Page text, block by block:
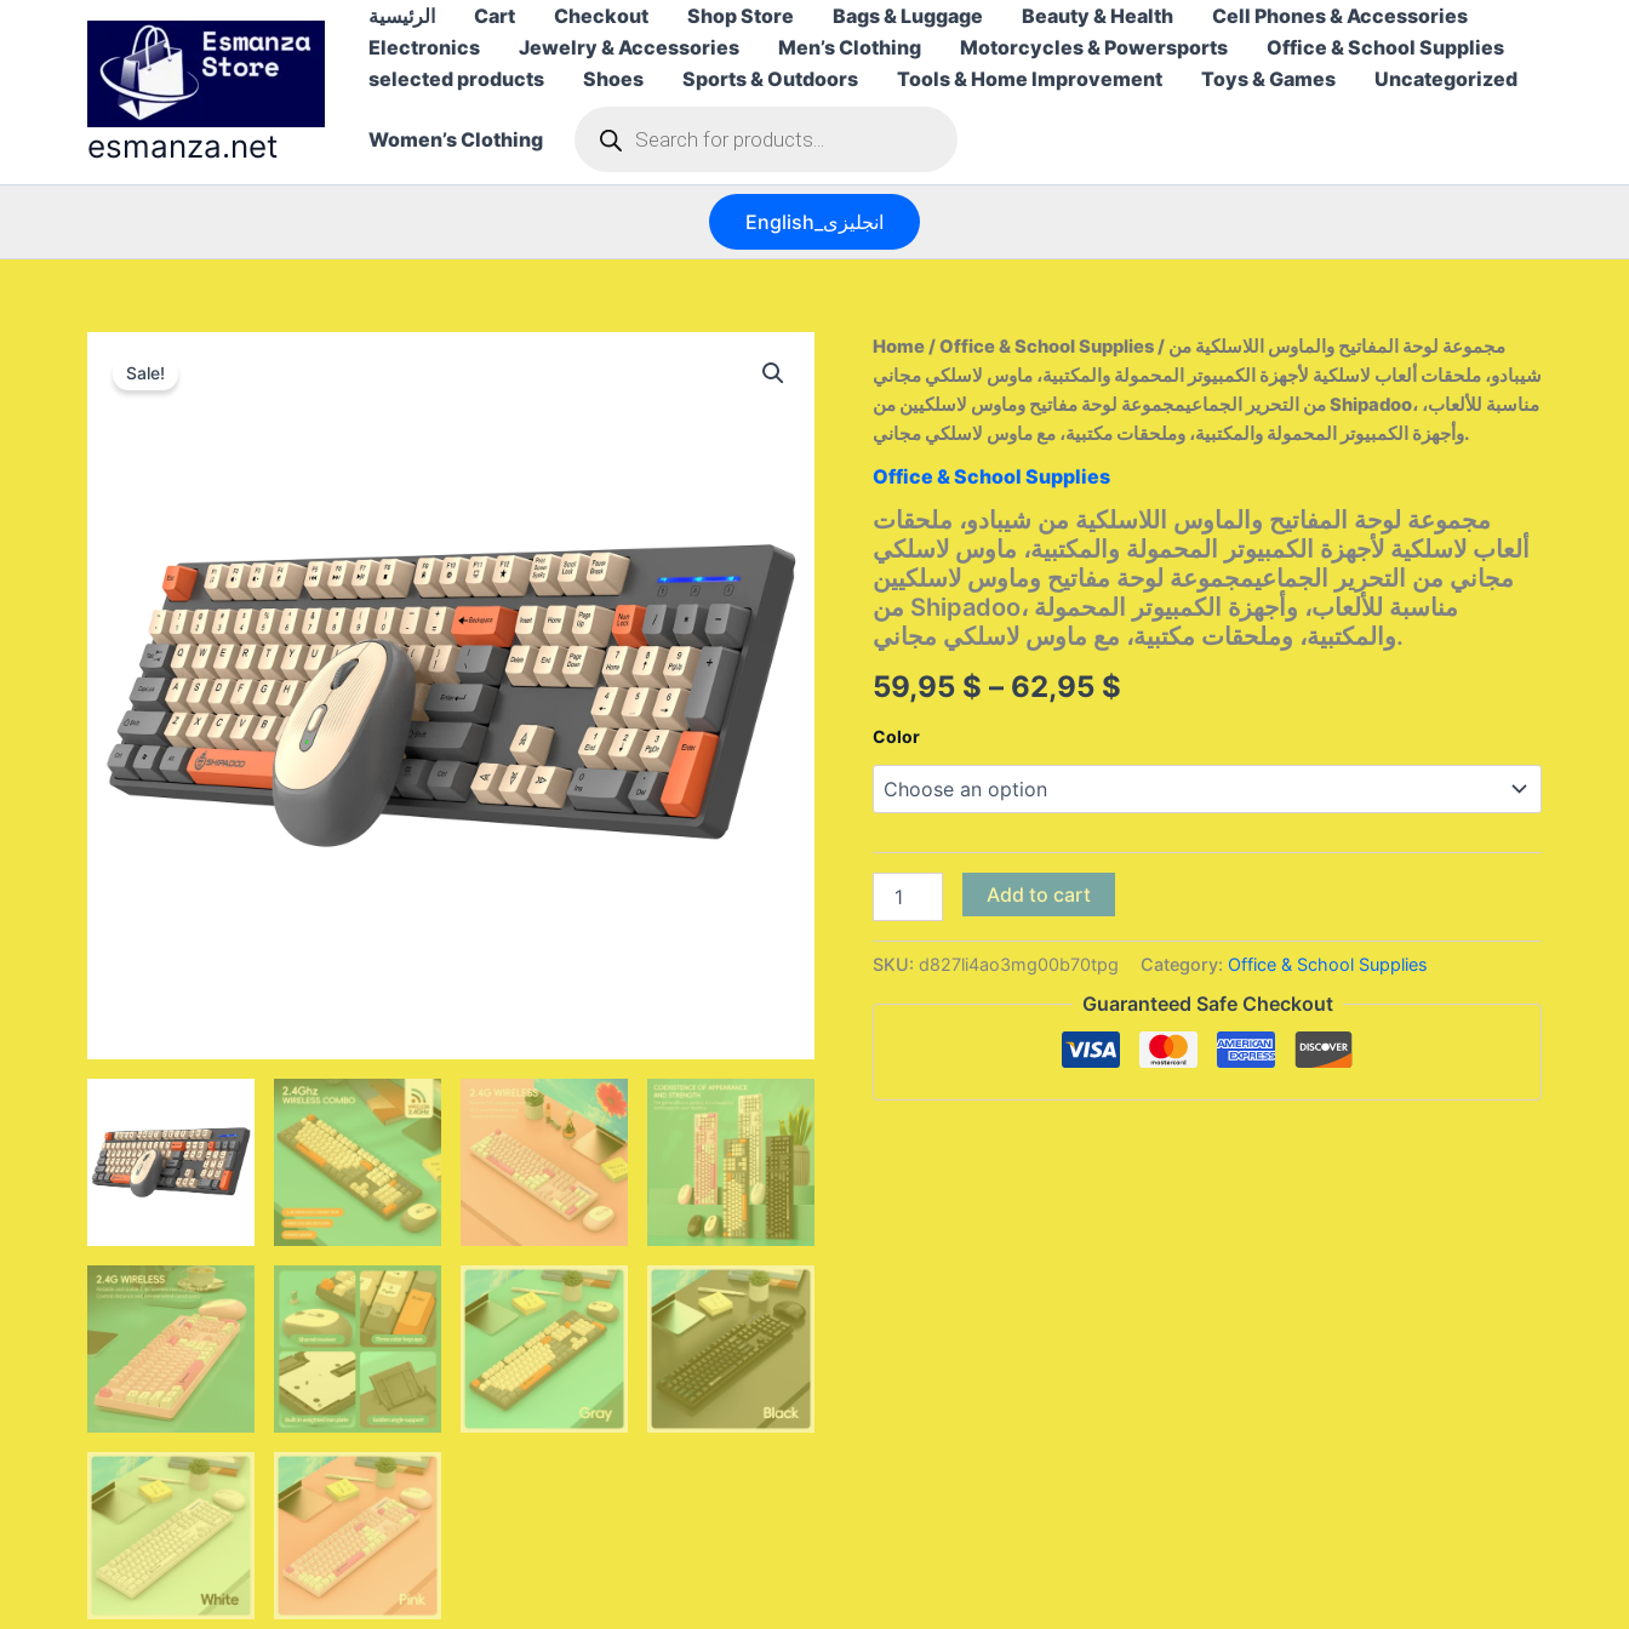
esmanza.net
الرئيسية Cart Checkout Shop Store Bags & Luggage Beauty & Health
Cell Phones & Accessories
Electronics
Jewelry & Accessories Men’s Clothing Motorcycles & Powersports
Office & School Supplies
selected products
Shoes Sports & Outdoors Tools & Home Improvement Toys & Games Uncategorized
Women’s Clothing
search
English_انجليزى
Sale!
Home/Office & School Supplies/ مجموعة لوحة المفاتيح والماوس اللاسلكية من
شيبادو، ملحقات ألعاب لاسلكية لأجهزة الكمبيوتر المحمولة والمكتبية، ماوس لاسلكي مجاني
من التحرير الجماعيمجموعة لوحة مفاتيح وماوس لاسلكيين من Shipadoo، مناسبة للألعاب،
وأجهزة الكمبيوتر المحمولة والمكتبية، وملحقات مكتبية، مع ماوس لاسلكي مجاني.
Office & School Supplies
مجموعة لوحة المفاتيح والماوس اللاسلكية من شيبادو، ملحقات
ألعاب لاسلكية لأجهزة الكمبيوتر المحمولة والمكتبية، ماوس لاسلكي
مجاني من التحرير الجماعيمجموعة لوحة مفاتيح وماوس لاسلكيين
من Shipadoo، مناسبة للألعاب، وأجهزة الكمبيوتر المحمولة
والمكتبية، وملحقات مكتبية، مع ماوس لاسلكي مجاني.
59,95 $ – 62,95 $
Color
لوحة
والماوس
من
لاسلكية
Add to cart
SKU: d827li4ao3mg00b70tpg Category: Office & School Supplies
Guaranteed Safe Checkout
59,95 $
through
62,95 $